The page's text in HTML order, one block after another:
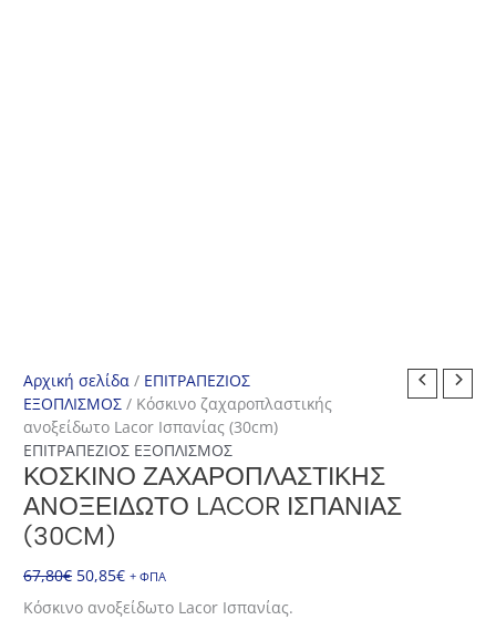
Αρχική σελίδα / ΕΠΙΤΡΑΠΕΖΙΟΣ
ΕΞΟΠΛΙΣΜΟΣ / Κόσκινο ζαχαροπλαστικής
ανοξείδωτο Lacor Ισπανίας (30cm)
ΕΠΙΤΡΑΠΕΖΙΟΣ ΕΞΟΠΛΙΣΜΟΣ
ΚΌΣΚΙΝΟ ΖΑΧΑΡΟΠΛΑΣΤΙΚΉΣ
ΑΝΟΞΕΊΔΩΤΟ LACOR ΙΣΠΑΝΊΑΣ
(30CM)
67,80€ Original
50,85€Η
τρέχουσα
+ ΦΠΑ
Κόσκινο ανοξείδωτο Lacor Ισπανίας.